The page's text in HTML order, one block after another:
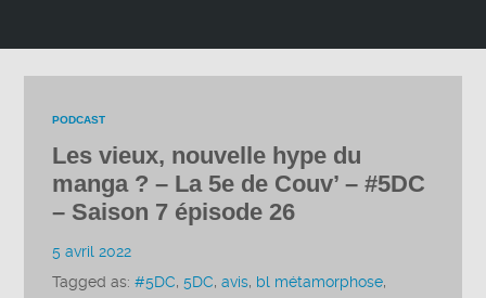
PODCAST
Les vieux, nouvelle hype du
manga ? – La 5e de Couv’ – #5DC
– Saison 7 épisode 26
5 avril 2022
Tagged as:#5DC,5DC,avis, bl métamorphose,